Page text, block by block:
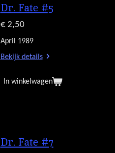
Dr. Fate #5
€ 2,50
April 1989
Bekijk details
In winkelwagen
Dr. Fate #7